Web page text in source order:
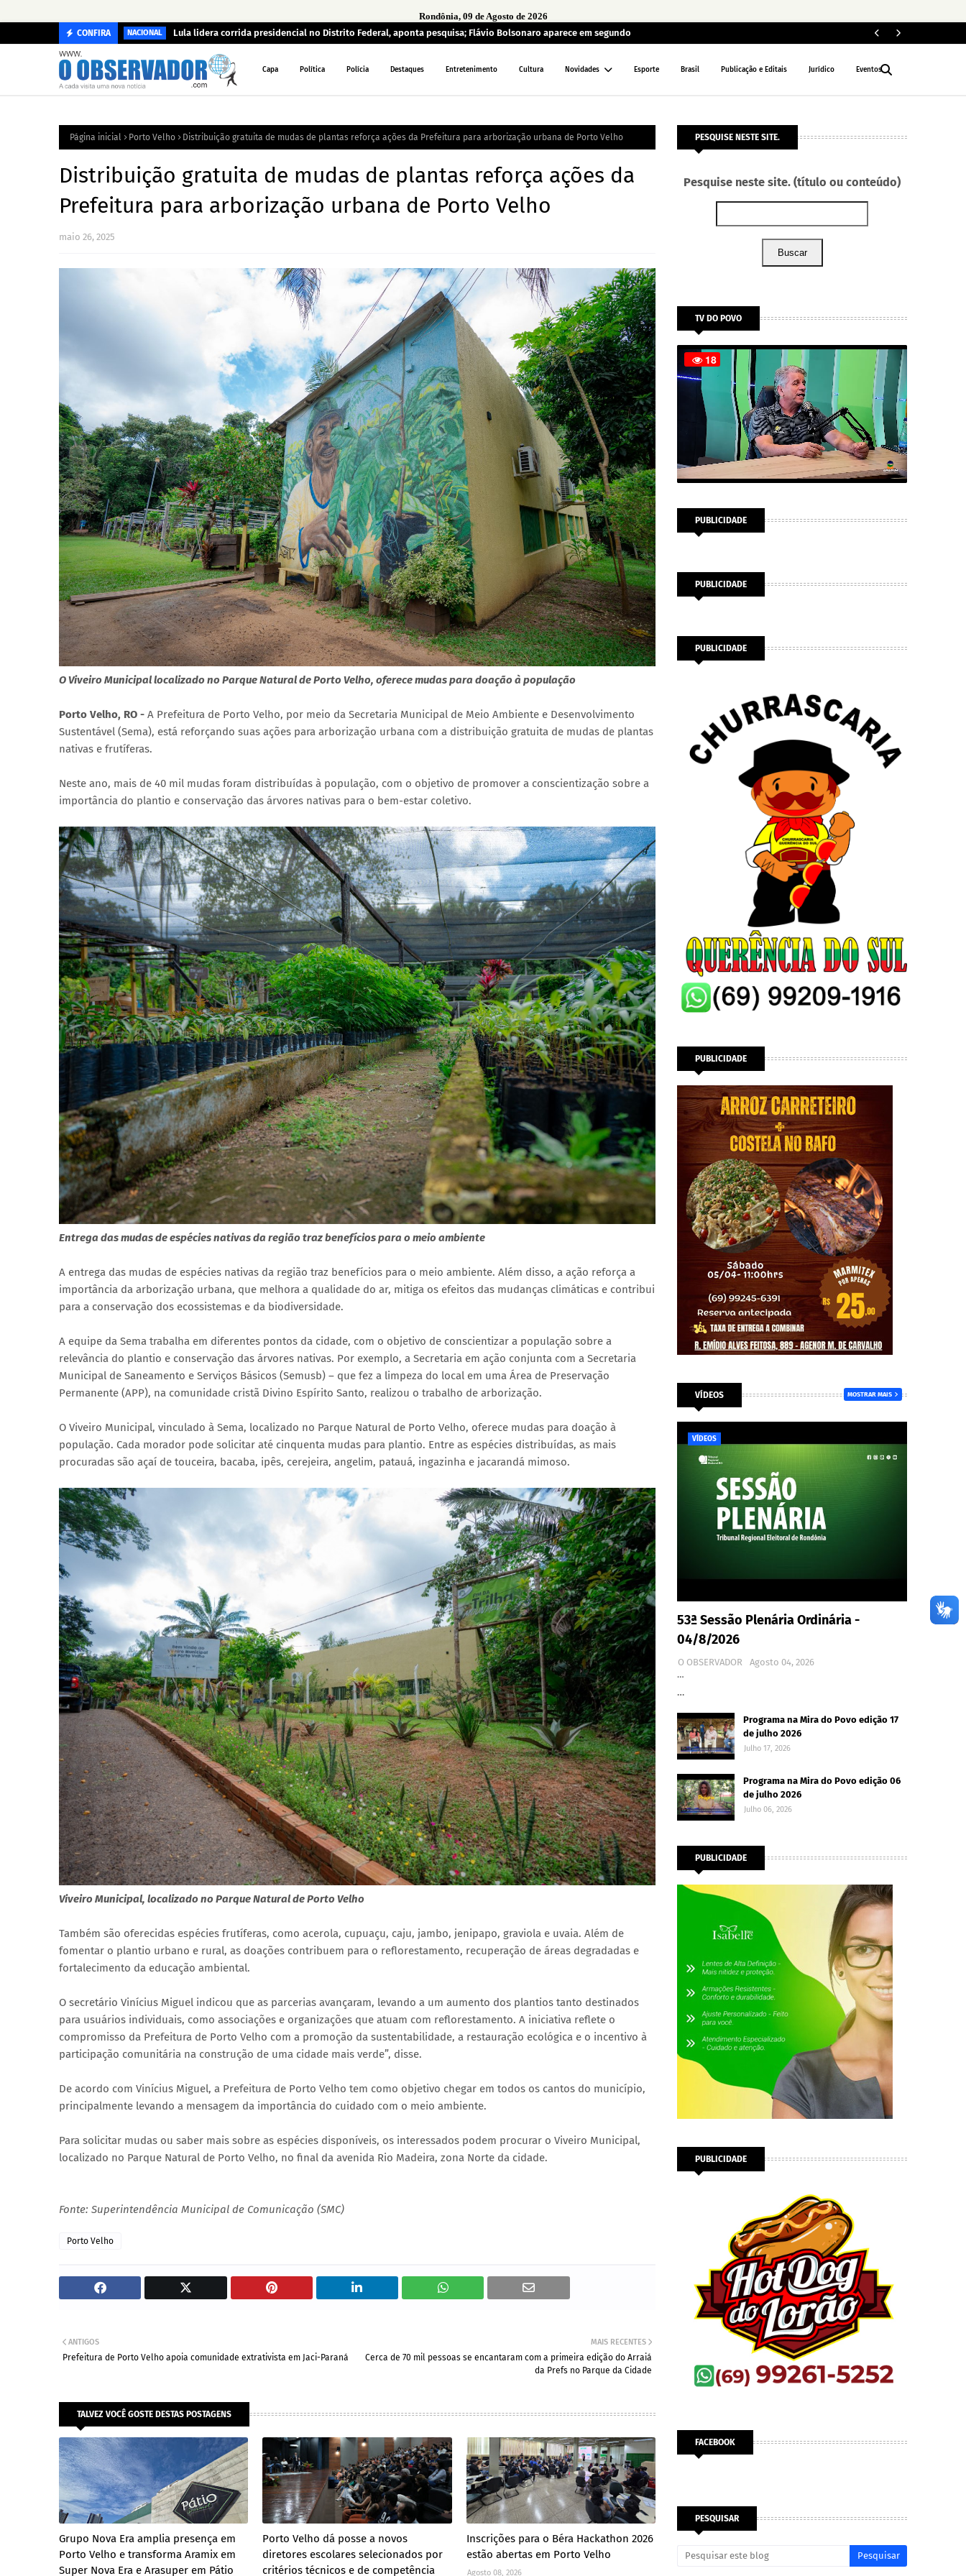
Rondônia, 09 de Agosto de 2026
CONFIRA NACIONAL Lula lidera corrida presidencial no Distrito Federal, aponta pesquisa; Flávio Bolsonaro aparece em segundo
Capa Política Polícia Destaques Entretenimento Cultura Novidades Esporte Brasil Publicação e Editais Jurídico Eventos
Página inicial Porto Velho Distribuição gratuita de mudas de plantas reforça ações da Prefeitura para arborização urbana de Porto Velho
Distribuição gratuita de mudas de plantas reforça ações da
Prefeitura para arborização urbana de Porto Velho
maio 26, 2025
O Viveiro Municipal localizado no Parque Natural de Porto Velho, oferece mudas para doação à população
Porto Velho, RO - A Prefeitura de Porto Velho, por meio da Secretaria Municipal de Meio Ambiente e Desenvolvimento
Sustentável (Sema), está reforçando suas ações para arborização urbana com a distribuição gratuita de mudas de plantas
nativas e frutíferas.
Neste ano, mais de 40 mil mudas foram distribuídas à população, com o objetivo de promover a conscientização sobre a
importância do plantio e conservação das árvores nativas para o bem-estar coletivo.
Entrega das mudas de espécies nativas da região traz benefícios para o meio ambiente
A entrega das mudas de espécies nativas da região traz benefícios para o meio ambiente. Além disso, a ação reforça a
importância da arborização urbana, que melhora a qualidade do ar, mitiga os efeitos das mudanças climáticas e contribui
para a conservação dos ecossistemas e da biodiversidade.
A equipe da Sema trabalha em diferentes pontos da cidade, com o objetivo de conscientizar a população sobre a
relevância do plantio e conservação das árvores nativas. Por exemplo, a Secretaria em ação conjunta com a Secretaria
Municipal de Saneamento e Serviços Básicos (Semusb) – que fez a limpeza do local em uma Área de Preservação
Permanente (APP), na comunidade cristã Divino Espírito Santo, realizou o trabalho de arborização.
O Viveiro Municipal, vinculado à Sema, localizado no Parque Natural de Porto Velho, oferece mudas para doação à
população. Cada morador pode solicitar até cinquenta mudas para plantio. Entre as espécies distribuídas, as mais
procuradas são açaí de touceira, bacaba, ipês, cerejeira, angelim, patauá, ingazinha e jacarandá mimoso.
Viveiro Municipal, localizado no Parque Natural de Porto Velho
Também são oferecidas espécies frutíferas, como acerola, cupuaçu, caju, jambo, jenipapo, graviola e uvaia. Além de
fomentar o plantio urbano e rural, as doações contribuem para o reflorestamento, recuperação de áreas degradadas e
fortalecimento da educação ambiental.
O secretário Vinícius Miguel indicou que as parcerias avançaram, levando a um aumento dos plantios tanto destinados
para usuários individuais, como associações e organizações que atuam com reflorestamento. A iniciativa reflete o
compromisso da Prefeitura de Porto Velho com a promoção da sustentabilidade, a restauração ecológica e o incentivo à
participação comunitária na construção de uma cidade mais verde”, disse.
De acordo com Vinícius Miguel, a Prefeitura de Porto Velho tem como objetivo chegar em todos os cantos do município,
principalmente levando a mensagem da importância do cuidado com o meio ambiente.
Para solicitar mudas ou saber mais sobre as espécies disponíveis, os interessados podem procurar o Viveiro Municipal,
localizado no Parque Natural de Porto Velho, no final da avenida Rio Madeira, zona Norte da cidade.
Fonte: Superintendência Municipal de Comunicação (SMC)
Porto Velho
MAIS RECENTES
Cerca de 70 mil pessoas se encantaram com a primeira edição do Arraiá
da Prefs no Parque da Cidade
ANTIGOS
Prefeitura de Porto Velho apoia comunidade extrativista em Jaci-Paraná
TALVEZ VOCÊ GOSTE DESTAS POSTAGENS
Grupo Nova Era amplia presença em
Porto Velho e transforma Aramix em
Super Nova Era e Arasuper em Pátio
Porto Velho dá posse a novos
diretores escolares selecionados por
critérios técnicos e de competência
Inscrições para o Béra Hackathon 2026
estão abertas em Porto Velho
Agosto 08, 2026
PESQUISE NESTE SITE.
Pesquise neste site. (título ou conteúdo)
Buscar
TV DO POVO
PUBLICIDADE
PUBLICIDADE
PUBLICIDADE
PUBLICIDADE
VÍDEOS MOSTRAR MAIS
VÍDEOS
53ª Sessão Plenária Ordinária -
04/8/2026
O OBSERVADOR
Agosto 04, 2026
…
…
Programa na Mira do Povo edição 17
de julho 2026
Julho 17, 2026
Programa na Mira do Povo edição 06
de julho 2026
Julho 06, 2026
PUBLICIDADE
PUBLICIDADE
FACEBOOK
PESQUISAR